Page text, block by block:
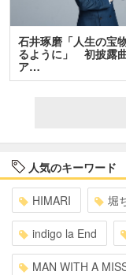
石井琢磨「人生の宝
るように」 初披露
ア…
人気のキーワード
HIMARI 堀
indigo la End
MAN WITH A